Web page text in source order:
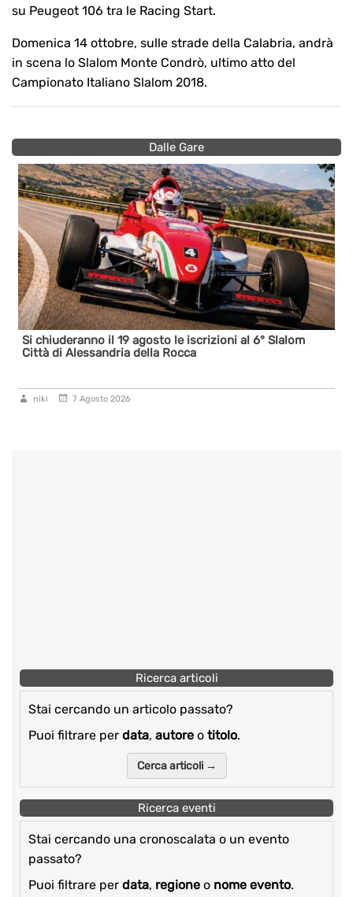
su Peugeot 106 tra le Racing Start.
Domenica 14 ottobre, sulle strade della Calabria, andrà
in scena lo Slalom Monte Condrò, ultimo atto del
Campionato Italiano Slalom 2018.
Dalle Gare
il 19 agosto le iscrizioni al 6° Slalom
della Rocca
2026
A Monte
Ricerca articoli
Stai cercando un articolo passato?
Puoi filtrare per data, autore o titolo.
Cerca articoli →
Ricerca eventi
Stai cercando una cronoscalata o un evento
passato?
Puoi filtrare per data, regione o nome evento.